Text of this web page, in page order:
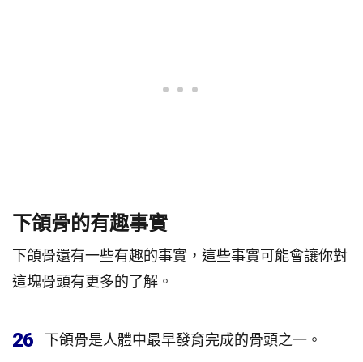
下頜骨的有趣事實
下頜骨還有一些有趣的事實，這些事實可能會讓你對
這塊骨頭有更多的了解。
26 下頜骨是人體中最早發育完成的骨頭之一。